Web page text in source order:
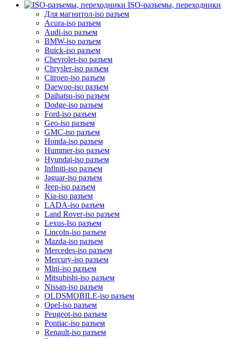
ISO-разъемы, переходники
Для магнитол-iso разъем
Acura-iso разъем
Audi-iso разъем
BMW-iso разъем
Buick-iso разъем
Chevrolet-iso разъем
Chrysler-iso разъем
Citroen-iso разъем
Daewoo-iso разъем
Daihatsu-iso разъем
Dodge-iso разъем
Ford-iso разъем
Geo-iso разъем
GMC-iso разъем
Honda-iso разъем
Hummer-iso разъем
Hyundai-iso разъем
Infiniti-iso разъем
Jaguar-iso разъем
Jeep-iso разъем
Kia-iso разъем
LADA-iso разъем
Land Rover-iso разъем
Lexus-Iso разъем
Lincoln-iso разъем
Mazda-iso разъем
Mercedes-iso разъем
Mercury-iso разъем
Mini-iso разъем
Mitsubishi-iso разъем
Nissan-iso разъем
OLDSMOBILE-iso разъем
Opel-iso разъем
Peugeot-iso разъем
Pontiac-iso разъем
Renault-iso разъем